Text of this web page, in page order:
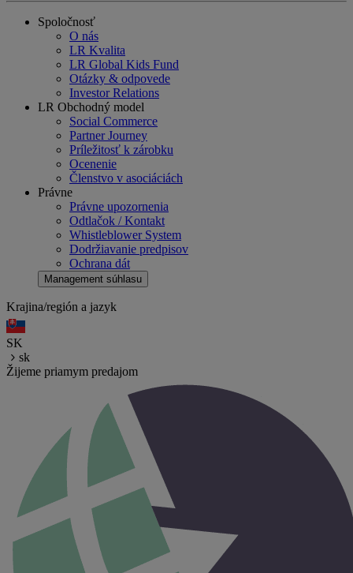
Spoločnosť
O nás
LR Kvalita
LR Global Kids Fund
Otázky & odpovede
Investor Relations
LR Obchodný model
Social Commerce
Partner Journey
Príležitosť k zárobku
Ocenenie
Členstvo v asociáciách
Právne
Právne upozornenia
Odtlačok / Kontakt
Whistleblower System
Dodržiavanie predpisov
Ochrana dát
Management súhlasu
Krajina/región a jazyk
SK
sk
Žijeme priamym predajom